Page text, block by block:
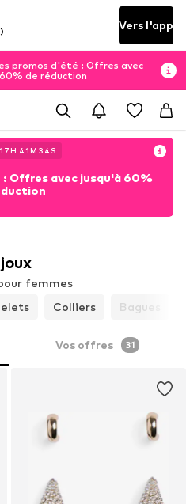
Vers l'app
promos d'été : Offres avec
de réduction
17H 41M 33 S
Offres avec jusqu'à 60%
femmes
Colliers Bagues
Vos offres 31